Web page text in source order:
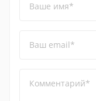
Ваше имя*
Ваш email*
Комментарий*